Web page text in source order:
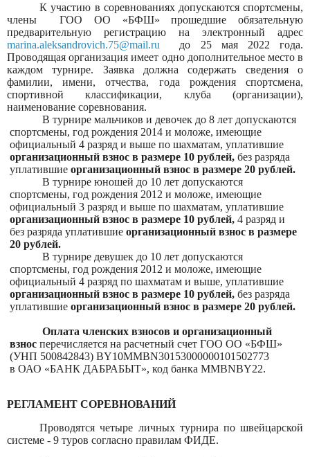
К участию в соревнованиях допускаются спортсмены,
члены
ГОО ОО «БФШ» прошедшие обязательную
предварительную регистрацию на электронный адрес
marina.aleksandrovich.75@mail.ru
до 25 мая 2022 года.
Проводящая организация имеет одно дополнительное место в
каждом турнире. Заявка должна содержать сведения о
фамилии, имени, отчества, года рождения спортсмена,
спортивной классификации, клуба (организации),
наименование соревнования.
В турнире мальчиков и девочек до 8 лет допускаются
спортсмены, год рождения 2014 и моложе, имеющие
официальный 4 разряд и выше по шахматам, уплатившие
организационный взнос в размере 10 рублей, без разряда
уплатившие организационный взнос в размере 20 рублей.
В турнире юношей до 10 лет допускаются
спортсмены, год рождения 2012 и моложе, имеющие
официальный 3 разряд и выше по шахматам, уплатившие
организационный взнос в размере 10 рублей, 4 разряд и
без разряда уплатившие организационный взнос в размере
20 рублей.
В турнире девушек до 10 лет допускаются
спортсмены, год рождения 2012 и моложе, имеющие
официальный 4 разряд по шахматам и выше, уплатившие
организационный взнос в размере 10 рублей, без разряда
уплатившие организационный взнос в размере 20 рублей.
Оплата членских взносов и организационный
взнос перечисляется на расчетный счет ГОО ОО «БФШ»
(УНП 500842843) BY10MMBN30153000000101502773
в ОАО «БАНК ДАБРАБЫТ», код банка MMBNBY22.
РЕГЛАМЕНТ СОРЕВНОВАНИЙ
Проводятся четыре личных турнира по швейцарской
системе - 9 туров согласно правилам ФИДЕ.